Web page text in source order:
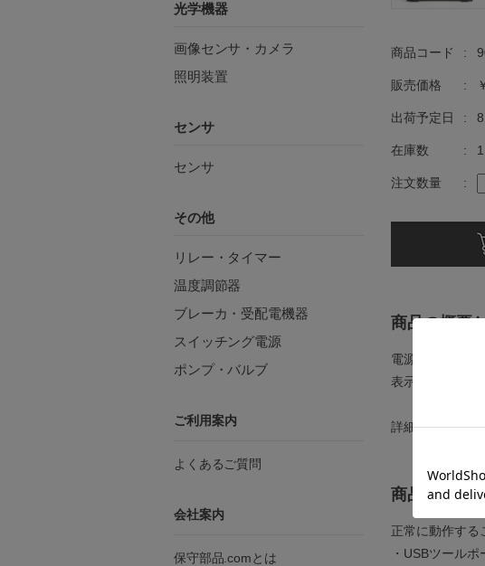
商品コード :
販売価格 :
出荷予定日 :
在庫数 : 1
注文数量 :
商品の概要
電源電圧：
表示デバイス：
詳細はメーカー
商品の状態
正常に動作する
・USBツール
光学機器
画像センサ・カメラ
照明装置
センサ
センサ
その他
リレー・タイマー
温度調節器
ブレーカ・受配電機器
スイッチング電源
ポンプ・バルブ
ご利用案内
よくあるご質問
会社案内
保守部品.comとは